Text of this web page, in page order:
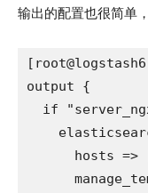
输出的配置也很简单
output {
if
hosts =>